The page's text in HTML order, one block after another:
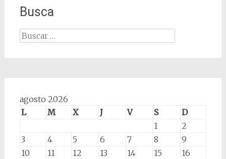
Busca
Buscar:
agosto 2026
L
M X J V S
D
1
2
3
4 5 6 7 8
9
10
11 12 13 14 15
16